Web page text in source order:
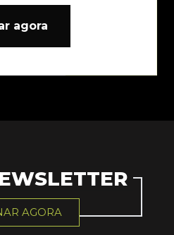
agora
AGORA